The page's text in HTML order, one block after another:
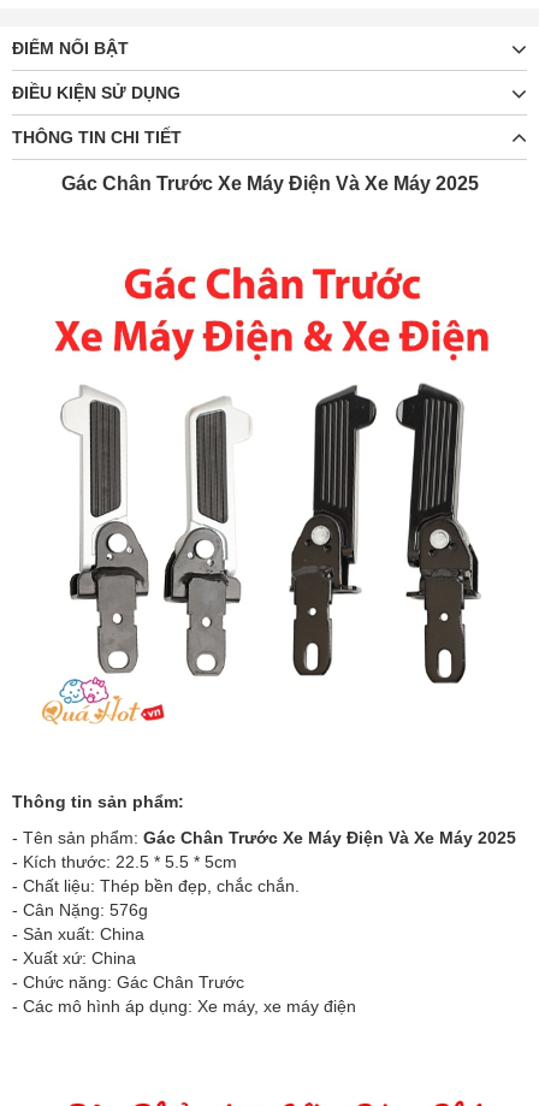
ĐIỂM NỔI BẬT
ĐIỀU KIỆN SỬ DỤNG
THÔNG TIN CHI TIẾT
Gác Chân Trước Xe Máy Điện Và Xe Máy 2025
Thông tin sản phẩm:
- Tên sản phẩm: Gác Chân Trước Xe Máy Điện Và Xe Máy 2025
- Kích thước: 22.5 * 5.5 * 5cm
- Chất liệu: Thép bền đẹp, chắc chắn.
- Cân Nặng: 576g
- Sản xuất: China
- Xuất xứ: China
- Chức năng: Gác Chân Trước
- Các mô hình áp dụng: Xe máy, xe máy điện